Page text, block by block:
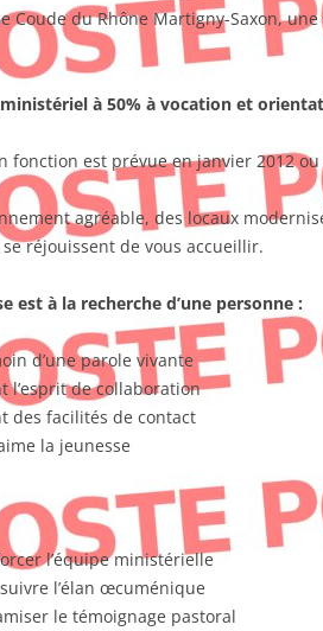
Coude du Rhône Martigny-Saxon,
à 50% à vocation et
fonction est prévue en janvier 2012
agréable, des locaux
réjouissent de vous accueillir.
est à la recherche d’une personne :
d’une parole vivante
l’esprit de collaboration
des facilités de contact
la jeunesse
l’équipe ministérielle
l’élan œcuménique
le témoignage pastoral